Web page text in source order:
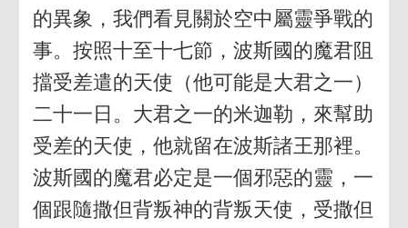
的異象，我們看見關於空中屬靈爭戰的
事。按照十至十七節，波斯國的魔君阻
擋受差遣的天使（他可能是大君之一）
二十一日。大君之一的米迦勒，來幫助
受差的天使，他就留在波斯諸王那裡。
波斯國的魔君必定是一個邪惡的靈，一
個跟隨撒但背叛神的背叛天使，受撒但